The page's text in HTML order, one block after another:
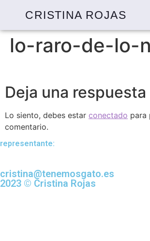
CRISTINA ROJAS
lo-raro-de-lo-
Deja una respuesta
Lo siento, debes estar conectado para
comentario.
representante:
cristina@tenemosgato.es
2023 © Cristina Rojas